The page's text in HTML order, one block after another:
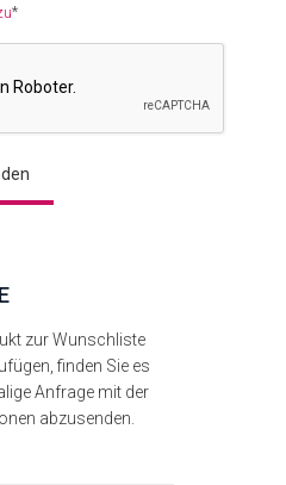
*
zur Wunschliste
finden Sie es
Anfrage mit der
abzusenden.